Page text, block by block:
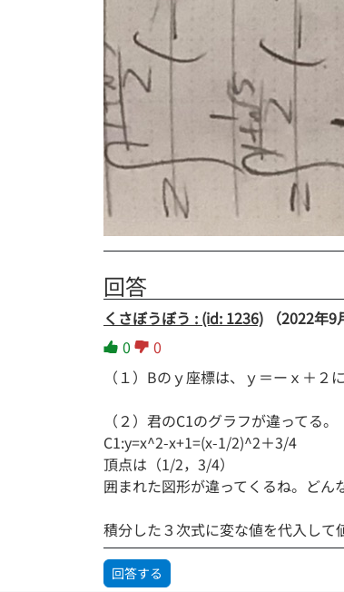
回答
くさぼうぼう : (id: 1236)
（2022年9
0
0
（１）Bのｙ座標は、ｙ＝ーｘ＋
（２）君のC1のグラフが違ってる。
C1:y=x^2-x+1=(x-1/2)^2＋3/4
頂点は（1/2，3/4）
囲まれた図形が違ってくるね。どん
積分した３次式に変な値を代入して
回答する